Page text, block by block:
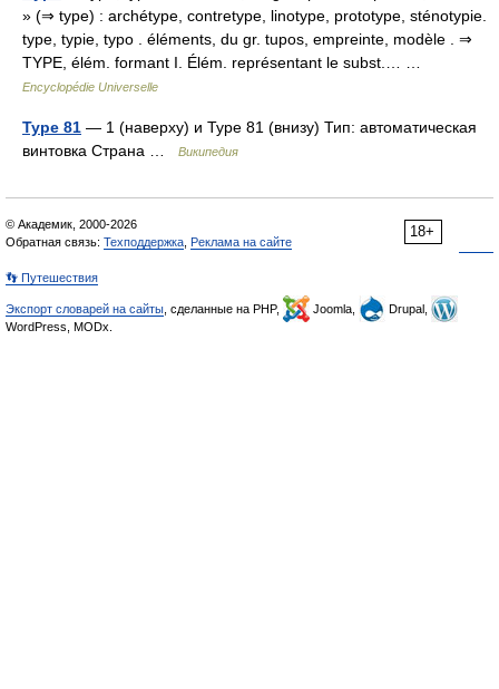
» (⇒ type) : archétype, contretype, linotype, prototype, sténotypie.
type, typie, typo . éléments, du gr. tupos, empreinte, modèle . ⇒
TYPE, élém. formant I. Élém. représentant le subst.… …
Encyclopédie Universelle
Type 81 — 1 (наверху) и Type 81 (внизу) Тип: автоматическая
винтовка Страна …
Википедия
18+
© Академик, 2000-2026
Обратная связь: Техподдержка Реклама на сайте
👣 Путешествия
Экспорт словарей на сайты , сделанные на PHP, Joomla,
Drupal,
WordPress, MODx.